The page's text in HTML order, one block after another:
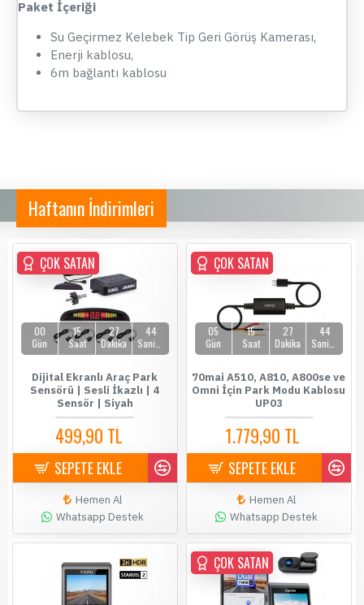
Paket İçeriği
Su Geçirmez Kelebek Tip Geri Görüş Kamerası,
Enerji kablosu,
6m bağlantı kablosu
Haftanın İndirimleri
ÇOK SATAN
ÇOK SATAN
00
Gün
15
Saat
27
Dakika
44
Dijital Ekranlı Araç Park
Sensörü | Sesli İkazlı | 4
Sensör | Siyah
499,90 TL
SEPETE EKLE
Hemen Al
Whatsapp Destek
ÇOK SATAN
05
Gün
15
Saat
27
Dakika
44
70mai A510, A810, A800se ve
Omni İçin Park Modu Kablosu
UP03
1.779,90 TL
SEPETE EKLE
Hemen Al
Whatsapp Destek
ÇOK SATAN
ÇOK SATAN